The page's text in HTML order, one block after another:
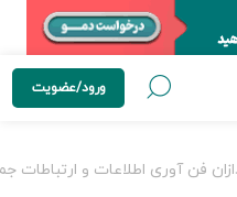
ورود/عضویت
فن آوری اطلاعات و ارتباطات